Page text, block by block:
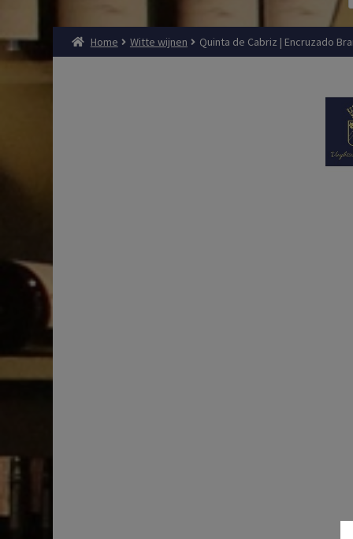
Home Witte wijnen Quinta de Cabriz | Encruzado